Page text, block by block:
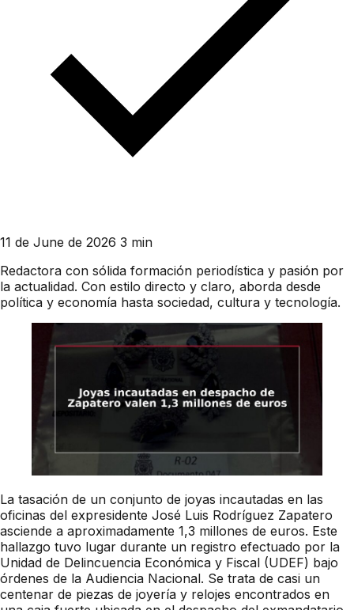
11 de June de 2026 3 min
Redactora con sólida formación periodística y pasión por
la actualidad. Con estilo directo y claro, aborda desde
política y economía hasta sociedad, cultura y tecnología.
La tasación de un conjunto de joyas incautadas en las
oficinas del expresidente José Luis Rodríguez Zapatero
asciende a aproximadamente 1,3 millones de euros. Este
hallazgo tuvo lugar durante un registro efectuado por la
Unidad de Delincuencia Económica y Fiscal (UDEF) bajo
órdenes de la Audiencia Nacional. Se trata de casi un
centenar de piezas de joyería y relojes encontrados en